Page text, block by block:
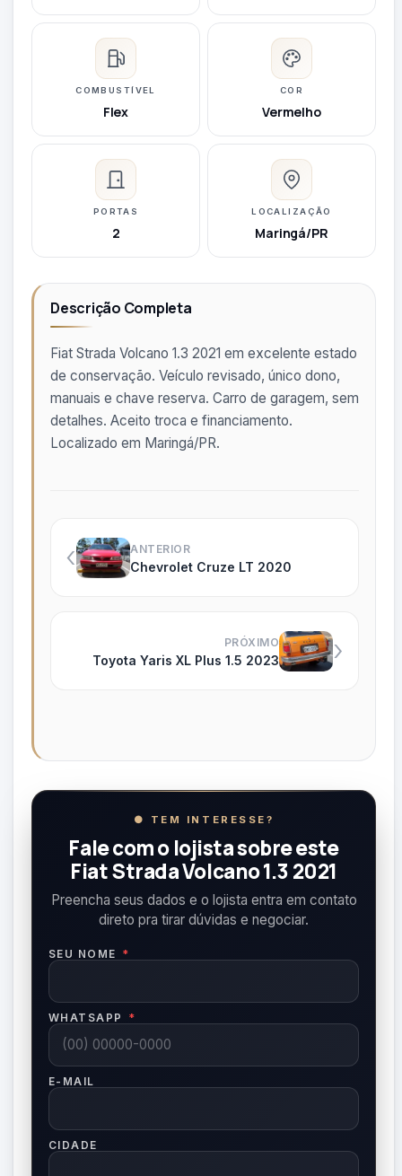
COMBUSTÍVEL
Flex
COR
Vermelho
PORTAS
2
LOCALIZAÇÃO
Maringá/PR
Descrição Completa
Fiat Strada Volcano 1.3 2021 em excelente estado
de conservação. Veículo revisado, único dono,
manuais e chave reserva. Carro de garagem, sem
detalhes. Aceito troca e financiamento.
Localizado em Maringá/PR.
‹ ANTERIOR
Chevrolet Cruze LT 2020
PRÓXIMO
Toyota Yaris XL Plus 1.5 2023 ›
● TEM INTERESSE?
Fale com o lojista sobre este
Fiat Strada Volcano 1.3 2021
Preencha seus dados e o lojista entra em contato
direto pra tirar dúvidas e negociar.
SEU NOME *
WHATSAPP *
E-MAIL
CIDADE